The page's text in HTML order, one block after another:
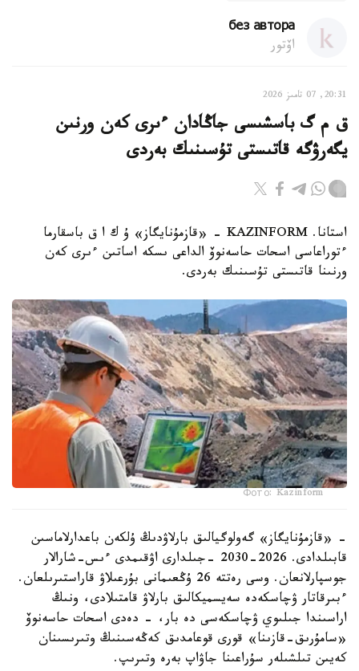
без автора
اۆتور
20:31, 07 تامىز 2026
ق م گ باسشىسى جاڭادان ءىرى كەن ورنىن
يگەرۋگە قاتىستى تۇسىنىك بەردى
استانا. KAZINFORM - «قازمۇنايگاز» ۇ ك ا ق باسقارما
ءتوراعاسى اسحات حاسەنوۆ الداعى ىسكە اساتىن ءىرى كەن
ورنىنا قاتىستى تۇسىنىك بەردى.
Фото: Kazinform
- «قازمۇنايگاز» گەولوگيالىق بارلاۋدىڭ ۇلكەن باعدارلاماسىن
قابىلدادى. 2026-2030 -جىلدارى اۋقىمدى ءىس-شارالار
جوسپارلانعان. وسى رەتتە 26 ۇڭعىمانى بۇرعىلاۋ قاراستىرىلعان.
ءبىرقاتار ۋچاسكەدە سەيسميكالىق بارلاۋ قامتىلادى، ونىڭ
اراسىندا جىلىوي ۋچاسكەسى دە بار، - دەدى اسحات حاسەنوۆ
«سامۇرىق-قازىنا» قورى قوعامدىق كەڭەسىنىڭ وتىرىسىنان
كەيىن تىلشىلەر سۇراعىنا جاۋاپ بەرە وتىرىپ.